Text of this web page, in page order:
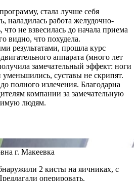
стала лучше себя
наладилась работа желудочно-
не взвесилась до начала приема
видно, что похудела.
результатами, прошла курс
аппарата (много лет
замечательный эффект: ноги
уменьшились, суставы не скрипят.
полного излечения. Благодарна
компании за замечательную
людям.
г. Макеевка
2 кисты на яичниках, с
оперировать.